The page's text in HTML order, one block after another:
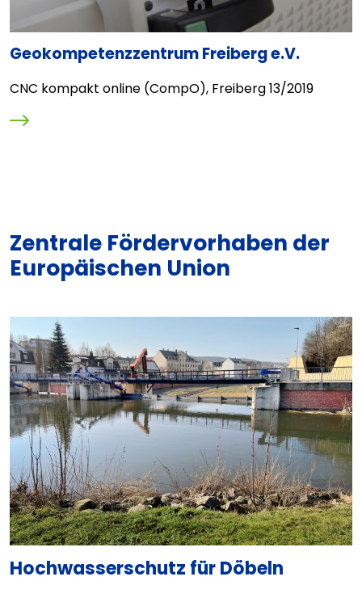
Geokompetenzzentrum Freiberg e.V.
CNC kompakt online (CompO), Freiberg 13/2019
Zentrale Fördervorhaben der
Europäischen Union
Hochwasserschutz für Döbeln